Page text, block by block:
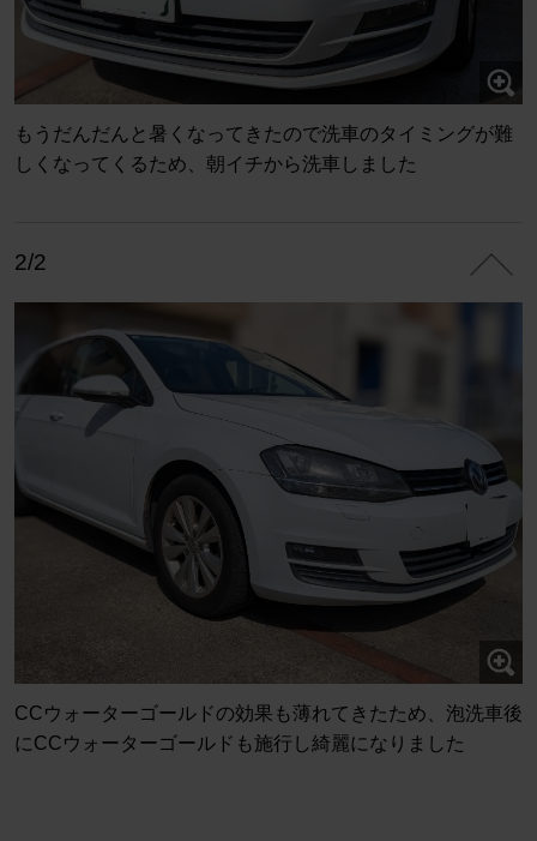
もうだんだんと暑くなってきたので洗車のタイミングが難
しくなってくるため、朝イチから洗車しました
2/2
CCウォーターゴールドの効果も薄れてきたため、泡洗車後
にCCウォーターゴールドも施行し綺麗になりました